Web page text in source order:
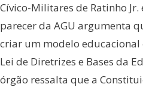
Cívico-Militares de Ratinho
parecer da AGU argumenta
criar um modelo educacional
Lei de Diretrizes e Bases da
órgão ressalta que a